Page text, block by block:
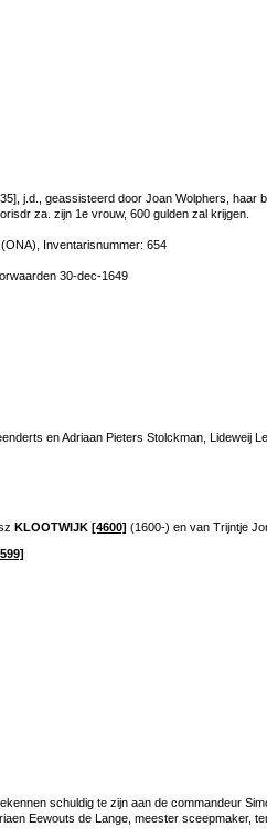
j.d., geassisteerd door Joan Wolphers, haar
za. zijn 1e vrouw, 600 gulden zal krijgen.
Inventarisnummer: 654
30-dec-1649
en Adriaan Pieters Stolckman, Lideweij
KLOOTWIJK [4600] (1600-) en van Trijntje
schuldig te zijn aan de commandeur
Eewouts de Lange, meester sceepmaker,